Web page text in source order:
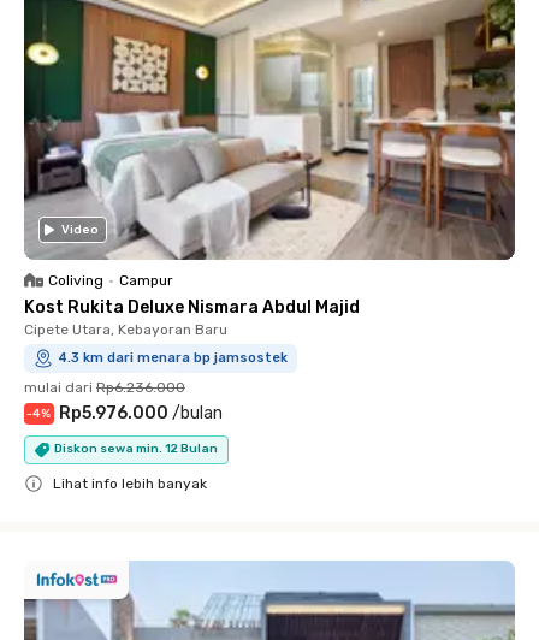
Video
Coliving • Campur
Kost Rukita Deluxe Nismara Abdul Majid
Cipete Utara, Kebayoran Baru
4.3 km dari menara bp jamsostek
mulai dari Rp6.236.000
-4% Rp5.976.000 /bulan
Diskon sewa min. 12 Bulan
Lihat info lebih banyak